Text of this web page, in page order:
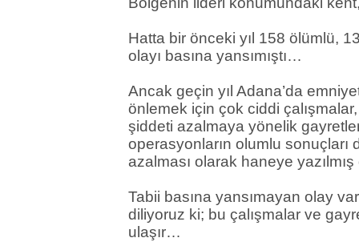
Hatta bir önceki yıl 158 ölümlü,
olayı basına yansımıştı…
Ancak geçin yıl Adana’da
önlemek için çok ciddi
şiddeti azalmaya yönelik
operasyonların olumlu sonuçları
azalması olarak haneye
Tabii basına yansımayan olay
diliyoruz ki; bu çalışmalar ve
ulaşır…